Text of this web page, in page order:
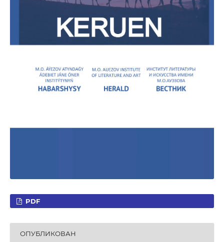
PDF
ОПУБЛИКОВАН